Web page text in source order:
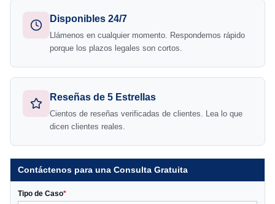
Disponibles 24/7
Llámenos en cualquier momento. Respondemos rápido
porque los plazos legales son cortos.
Reseñas de 5 Estrellas
Cientos de reseñas verificadas de clientes. Lea lo que
dicen clientes reales.
Contáctenos para una Consulta Gratuita
Tipo de Caso*